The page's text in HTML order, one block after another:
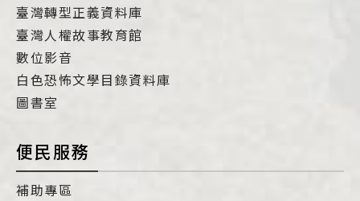
臺灣轉型正義資料庫
臺灣人權故事教育館
數位影音
白色恐怖文學目錄資料庫
圖書室
便民服務
補助專區